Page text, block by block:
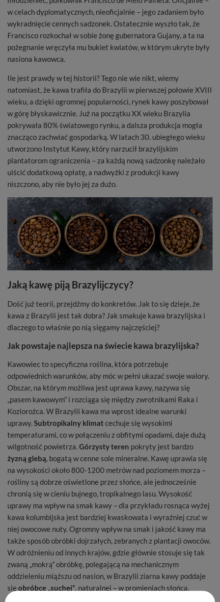
w celach dyplomatycznych, nieoficjalnie – jego zadaniem było
wykradnięcie cennych sadzonek. Ostatecznie wyszło tak, że
Francisco rozkochał w sobie żonę gubernatora Gujany, a ta na
pożegnanie wręczyła mu bukiet kwiatów, w którym ukryte były
nasiona kawowca.
Ile jest prawdy w tej historii? Tego nie wie nikt, wiemy
natomiast, że kawa trafiła do Brazylii w pierwszej połowie XVIII
wieku, a dzięki ogromnej popularności, rynek kawy poszybował
w górę błyskawicznie. Już na początku XX wieku Brazylia
pokrywała 80% światowego rynku, a dalsza produkcja mogła
znacząco zachwiać gospodarką. W latach 30. ubiegłego wieku
utworzono Instytut Kawy, który narzucił brazylijskim
plantatorom ograniczenia – za każdą nową sadzonkę należało
uiścić dodatkową opłatę, a nadwyżki z produkcji kawy
niszczono, aby nie było jej za dużo.
Jaką kawę piją Brazylijczycy?
Dość już teorii, przejdźmy do konkretów. Jak to się dzieje, że
kawa z Brazylii jest tak dobra? Jak smakuje kawa brazylijska i
dlaczego to właśnie po nią sięgamy najczęściej?
Jak powstaje najlepsza na świecie kawa brazylijska?
Kawowiec to specyficzna roślina, która potrzebuje
odpowiednich warunków, aby móc w pełni ukazać swoje walory.
Obszar, na którym możliwa jest uprawa kawy, nazywa się
„pasem kawowym” i rozciąga się między zwrotnikami Raka i
Koziorożca. W Brazylii kawa ma wprost idealne warunki
uprawy.Subtropikalny klimatcechuje się wysokimi
temperaturami, co w połączeniu z obfitymi opadami, daje dużą
wilgotność powietrza.Górzysty teren pokryty jest bardzo
żyzną glebą, bogatą w cenne sole mineralne. Kawę uprawia się
na wysokości około 800-1200 metrów nad poziomem morza –
rośliny są dobrze oświetlone przez słońce, ale jednocześnie
chronią się w cieniu bujnego, tropikalnego lasu. Wysokość
uprawy ma wpływ na smak kawy – dla przykładu rosnąca wyżej
kawa kolumbijska jest bardziej kwaskowata i wyraźniej czuć w
niej owocowe nuty. Ogromny wpływ na smak i jakość kawy ma
także sposób obróbki dojrzałych, zebranych z plantacji owoców.
W odróżnieniu od innych krajów, gdzie głównie stosuje się tak
zwaną „mokrą” obróbkę, polegającą na mechanicznym
oddzieleniu miąższu od nasion, w Brazylii ziarna kawy poddaje
się obróbce „suchej”, naturalnej – w promieniach słońca.